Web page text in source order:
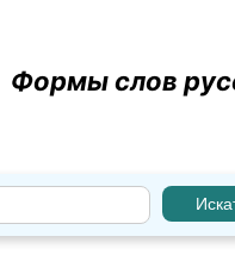
Формы слов